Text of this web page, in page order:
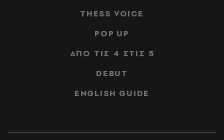
THESS VOICE
POP UP
ΑΠΟ ΤΙΣ 4 ΣΤΙΣ 5
DEBUT
ENGLISH GUIDE